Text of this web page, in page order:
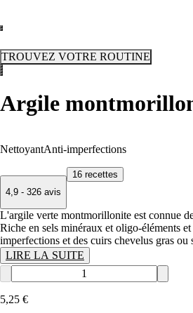
TROUVEZ VOTRE ROUTINE
Argile
NettoyantAnti-imperfections
4,9 - 326 avis
16 recettes
L'argile verte montmorillonite est connue
Riche en sels minéraux et oligo-éléments
imperfections et des cuirs chevelus gras ou
LIRE LA SUITE
5,25 €